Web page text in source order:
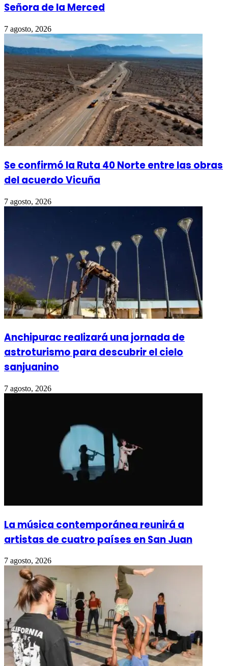
Señora de la Merced
7 agosto, 2026
Se confirmó la Ruta 40 Norte entre las obras
del acuerdo Vicuña
7 agosto, 2026
Anchipurac realizará una jornada de
astroturismo para descubrir el cielo
sanjuanino
7 agosto, 2026
La música contemporánea reunirá a
artistas de cuatro países en San Juan
7 agosto, 2026